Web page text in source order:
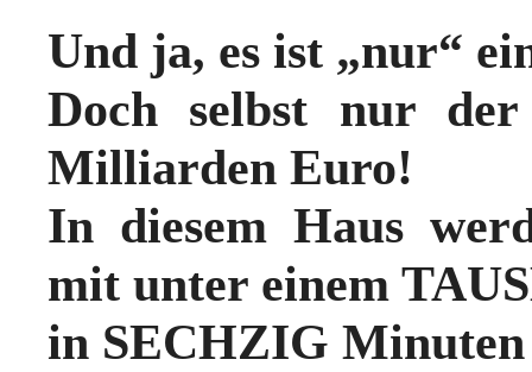
Und ja, es ist „nur“
Doch selbst nur
Milliarden Euro!
In diesem Haus
mit unter einem
in SECHZIG Minuten